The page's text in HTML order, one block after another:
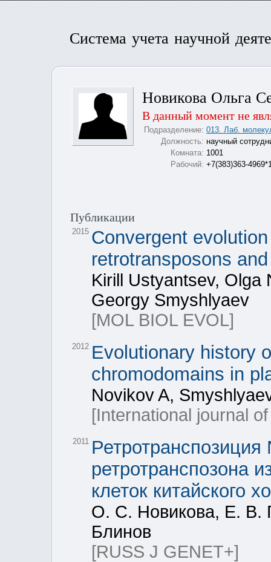
Система учета научной
Новикова Ольга
В данный момент не
Подразделение: 013. Лаб.
Должность: научный
Комната: 1001
Рабочий: +7(383)363-
Публикации
2015 Convergent
retrotransposons
Kirill Ustyantsev, Olga
Georgy Smyshlyaev
[MOL BIOL EVOL]
2012 Evolutionary history
chromodomains in
Novikov A,
[International journal
2011
ретротранспозона
клеток китайского
O. С. Новикова, E. В.
Блинов
[RUSS J GENET+]